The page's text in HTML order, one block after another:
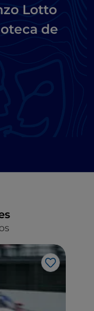
Lotto
de
Gosto